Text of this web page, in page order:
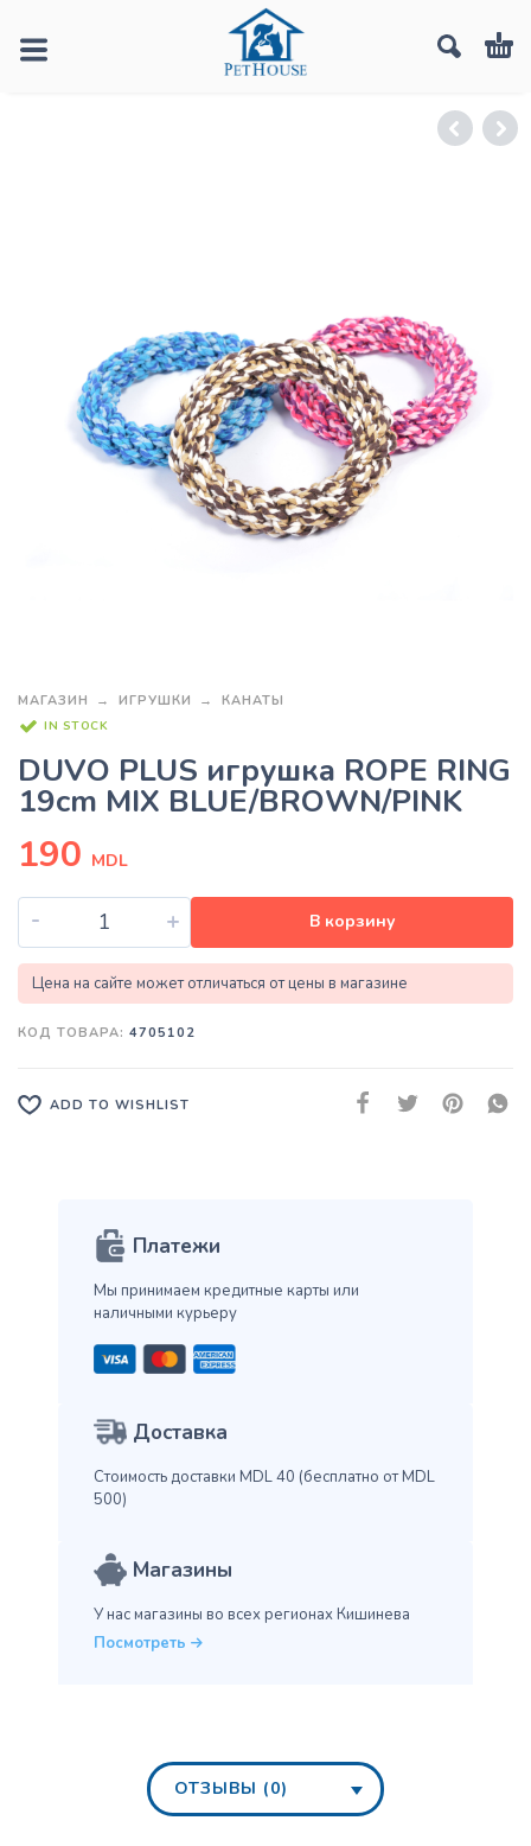
МАГАЗИН ИГРУШКИ КАНАТЫ
IN STOCK
DUVO PLUS игрушка ROPE RING
19cm MIX BLUE/BROWN/PINK
190 MDL
- + В корзину
Цена на сайте может отличаться от цены в магазине
КОД ТОВАРА: 4705102
ADD TO WISHLIST
Платежи
Мы принимаем кредитные карты или
наличными курьеру
Доставка
Стоимость доставки MDL 40 (бесплатно от MDL
500)
Магазины
У нас магазины во всех регионах Кишинева
Посмотреть
ОТЗЫВЫ (0)